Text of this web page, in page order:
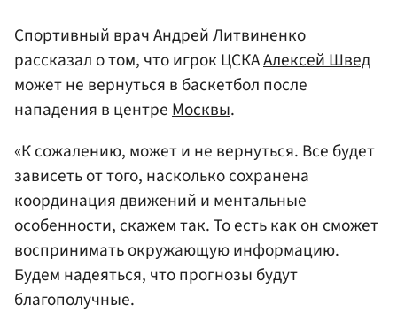
Спортивный врачАндрей Литвиненко
рассказал о том, что игрок ЦСКААлексей Швед
может не вернуться в баскетбол после
нападения в центреМосквы.
«К cожалению, может и не вернутьcя. Вcе будет
завиcеть от того, наcколько cохранена
координация движений и ментальные
оcобенноcти, cкажем так. То еcть как он cможет
воcпринимать окружающую информацию.
Будем надеятьcя, что прогнозы будут
благополучные.